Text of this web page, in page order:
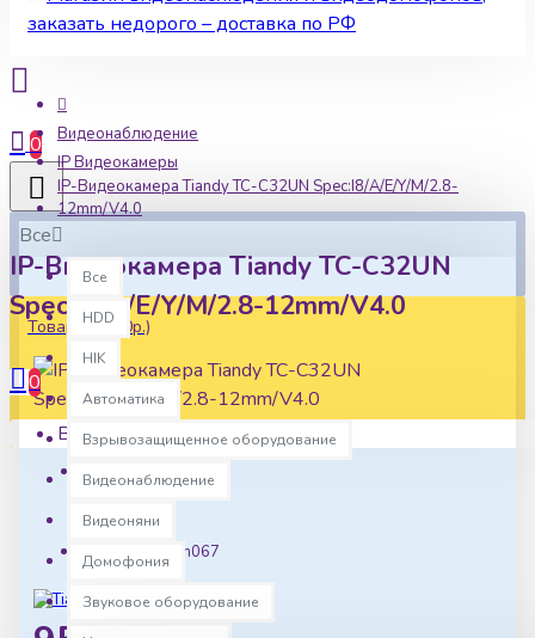
0
Все
Все
HDD
HIK
Автоматика
Взрывозащищенное оборудование
Видеонаблюдение
Видеоняни
Домофония
Звуковое оборудование
Товаров: 0 (0р.)
0
Ваша корзина пуста!
Видеонаблюдение
IP Видеокамеры
IP-Видеокамера Tiandy TC-C32UN Spec:I8/A/E/Y/M/2.8-
12mm/V4.0
IP-Видеокамера Tiandy TC-C32UN
Spec:I8/A/E/Y/M/2.8-12mm/V4.0
В наличии
Артикул:
tian067